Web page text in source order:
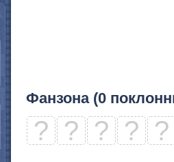
Фанзона (0
? ? ? ? ?